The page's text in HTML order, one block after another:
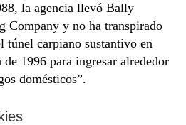
la agencia llevó Bally
Company y no ha transpirado
túnel carpiano sustantivo en
1996 para ingresar alrededor
domésticos”.